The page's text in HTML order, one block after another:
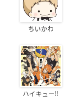
ちいかわ
ハイキュー!!